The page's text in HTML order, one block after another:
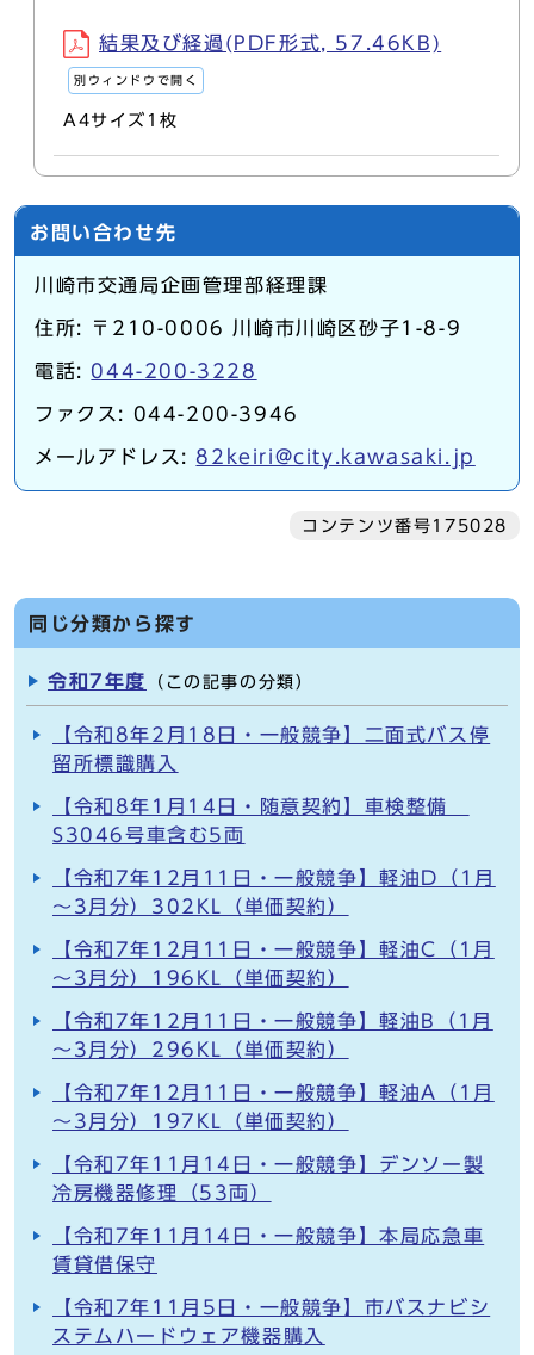
結果及び経過(PDF形式, 57.46KB)
別ウィンドウで開く
A4サイズ1枚
お問い合わせ先
川崎市交通局企画管理部経理課
住所: 〒210-0006 川崎市川崎区砂子1-8-9
電話: 044-200-3228
ファクス: 044-200-3946
メールアドレス:82keiri@city.kawasaki.jp
コンテンツ番号175028
同じ分類から探す
令和7年度 （この記事の分類）
【令和8年2月18日・一般競争】二面式バス停
留所標識購入
【令和8年1月14日・随意契約】車検整備
S3046号車含む5両
【令和7年12月11日・一般競争】軽油D（1月
～3月分）302KL（単価契約）
【令和7年12月11日・一般競争】軽油C（1月
～3月分）196KL（単価契約）
【令和7年12月11日・一般競争】軽油B（1月
～3月分）296KL（単価契約）
【令和7年12月11日・一般競争】軽油A（1月
～3月分）197KL（単価契約）
【令和7年11月14日・一般競争】デンソー製
冷房機器修理（53両）
【令和7年11月14日・一般競争】本局応急車
賃貸借保守
【令和7年11月5日・一般競争】市バスナビシ
ステムハードウェア機器購入